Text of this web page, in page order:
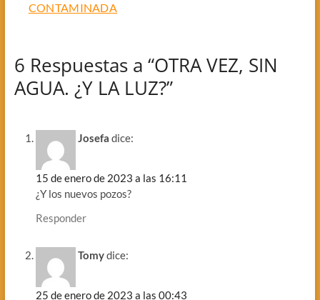
CONTAMINADA
6 Respuestas a “OTRA VEZ, SIN
AGUA. ¿Y LA LUZ?”
Josefa dice:
15 de enero de 2023 a las 16:11
¿Y los nuevos pozos?
Responder
Tomydice:
25 de enero de 2023 a las 00:43